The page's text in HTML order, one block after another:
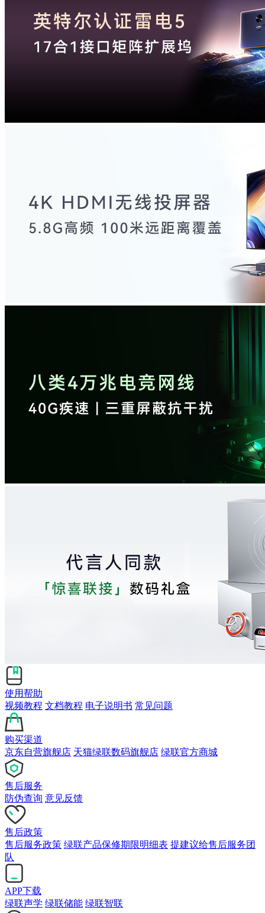
使用帮助
视频教程 文档教程 电子说明书 常见问题
购买渠道
京东自营旗舰店 天猫绿联数码旗舰店 绿联官方商城
售后服务
防伪查询 意见反馈
售后政策
售后服务政策 绿联产品保修期限明细表 提建议给售后服务团
队
APP下载
绿联声学 绿联储能 绿联智联